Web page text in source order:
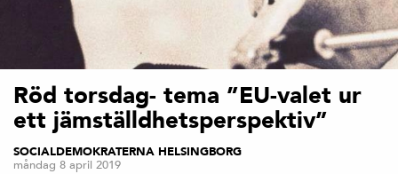
Röd torsdag- tema ”EU-valet ur
ett jämställdhetsperspektiv”
SOCIALDEMOKRATERNA HELSINGBORG
måndag 8 april 2019